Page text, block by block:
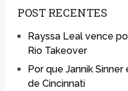
POST RECENTES
Rayssa Leal vence
Rio Takeover
Por que Jannik
de Cincinnati